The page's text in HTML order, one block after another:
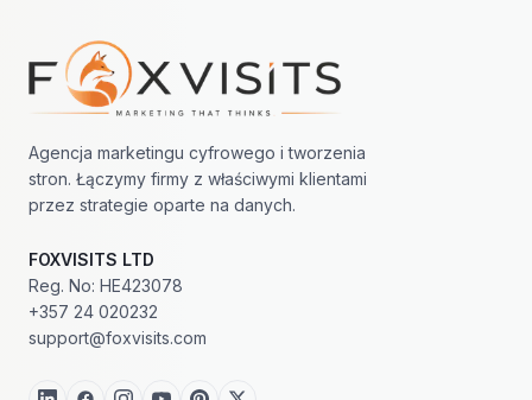
Nawigacja w stopce
Agencja marketingu cyfrowego i tworzenia
stron. Łączymy firmy z właściwymi klientami
przez strategie oparte na danych.
FOXVISITS LTD
Reg. No: HE423078
+357 24 020232
support@foxvisits.com